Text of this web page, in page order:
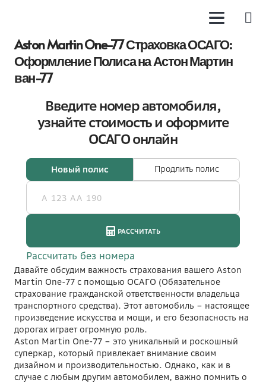
Aston Martin One-77 Страховка ОСАГО:
Оформление Полиса на Астон Мартин
ван-77
Давайте обсудим важность страхования вашего Aston
Martin One-77 с помощью ОСАГО (Обязательное
страхование гражданской ответственности владельца
транспортного средства). Этот автомобиль – настоящее
произведение искусства и мощи, и его безопасность на
дорогах играет огромную роль.
Aston Martin One-77 – это уникальный и роскошный
суперкар, который привлекает внимание своим
дизайном и производительностью. Однако, как и в
случае с любым другим автомобилем, важно помнить о